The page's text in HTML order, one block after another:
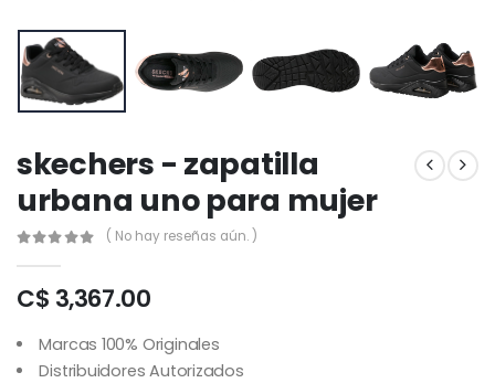
skechers - zapatilla
urbana uno para mujer
( No hay reseñas aún. )
C$ 3,367.00
Marcas 100% Originales
Distribuidores Autorizados